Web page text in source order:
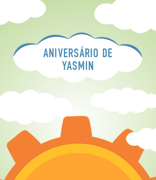
ANIVERSÁRIO DE
YASMIN